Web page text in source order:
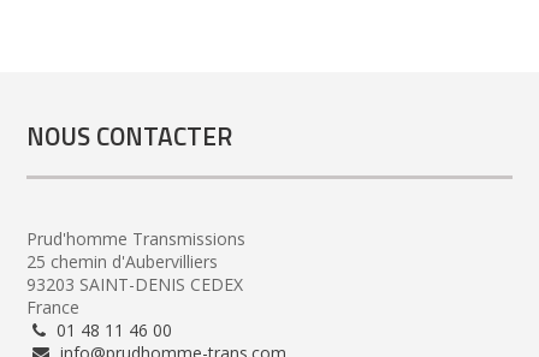
NOUS CONTACTER
Prud'homme Transmissions
25 chemin d'Aubervilliers
93203 SAINT-DENIS CEDEX
France
01 48 11 46 00